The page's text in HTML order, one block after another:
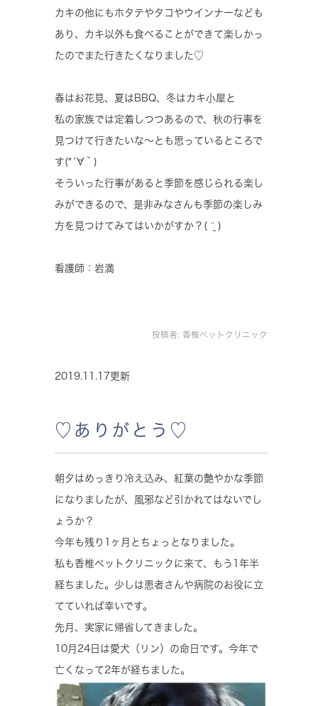
カキの他にもホタテやタコやウインナーなども
あり、カキ以外も食べることができて楽しかっ
たのでまた行きたくなりました♡
春はお花見、夏はBBQ、冬はカキ小屋と
私の家族では定着しつつあるので、秋の行事を
見つけて行きたいな〜とも思っているところで
す(*´∀｀)
そういった行事があると季節を感じられる楽し
みができるので、是非みなさんも季節の楽しみ
方を見つけてみてはいかがすか？( ¨̮ )
看護師：岩満
投稿者: 香椎ペットクリニック
2019.11.17更新
♡ありがとう♡
朝夕はめっきり冷え込み、紅葉の艶やかな季節
になりましたが、風邪など引かれてはないでし
ょうか？
今年も残り1ヶ月とちょっとなりました。
私も香椎ペットクリニックに来て、もう1年半
経ちました。少しは患者さんや病院のお役に立
てていれば幸いです。
先月、実家に帰省してきました。
10月24日は愛犬（リン）の命日です。今年で
亡くなって2年が経ちました。